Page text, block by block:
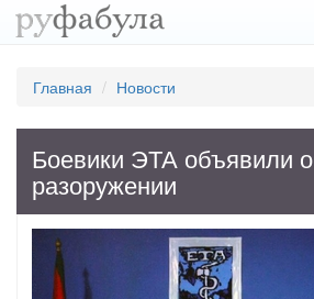
Главная Новости
Боевики ЭТА объявили о
разоружении